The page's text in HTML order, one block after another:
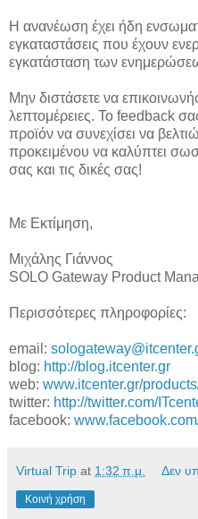
Η ανανέωση έχει ήδη
εγκαταστάσεις που έχουν
εγκατάσταση των
Μην διστάσετε να
λεπτομέρειες. Το feedback
προϊόν να συνεχίσει να
προκειμένου να καλύπτει
σας και τις δικές σας!
Με Εκτίμηση,
Μιχάλης Γιάννος
SOLO Gateway Product
Περισσότερες πληροφορίες:
email:
blog: http://blog.itcenter.gr
web: www.itcenter.gr/
twitter: http://twitter.com/
facebook:
Virtual Trip at 1:32 π.μ. Δεν
Κοινή χρήση